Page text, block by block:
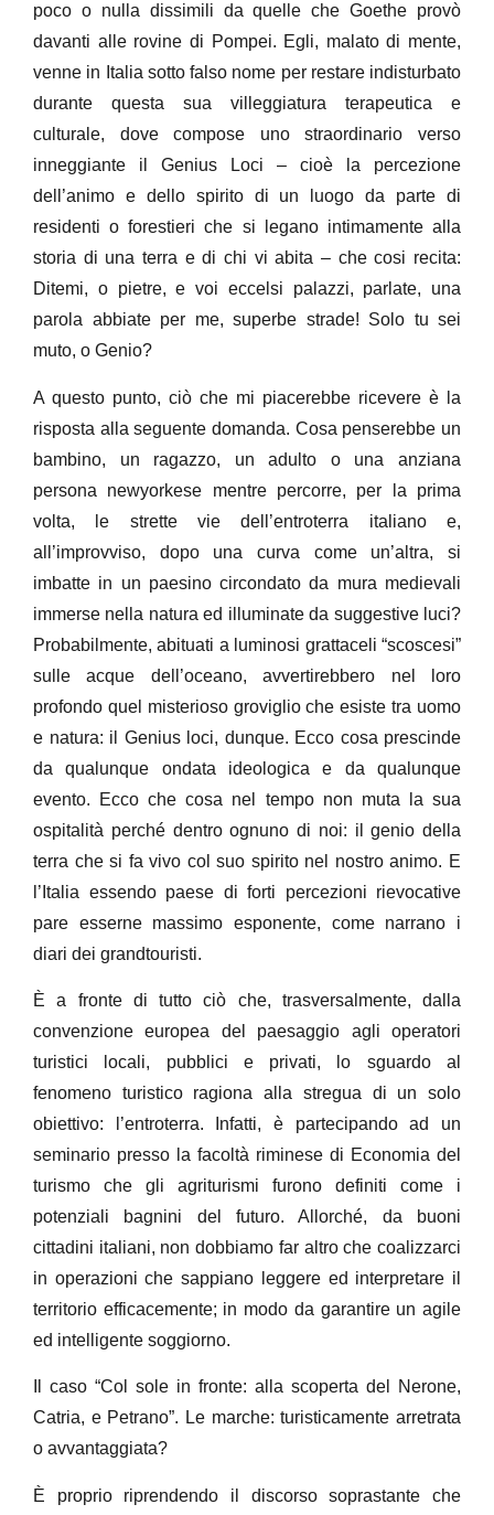
poco o nulla dissimili da quelle che Goethe provò
davanti alle rovine di Pompei. Egli, malato di mente,
venne in Italia sotto falso nome per restare indisturbato
durante questa sua villeggiatura terapeutica e
culturale, dove compose uno straordinario verso
inneggiante il Genius Loci – cioè la percezione
dell’animo e dello spirito di un luogo da parte di
residenti o forestieri che si legano intimamente alla
storia di una terra e di chi vi abita – che cosi recita:
Ditemi, o pietre, e voi eccelsi palazzi, parlate, una
parola abbiate per me, superbe strade! Solo tu sei
muto, o Genio?
A questo punto, ciò che mi piacerebbe ricevere è la
risposta alla seguente domanda. Cosa penserebbe un
bambino, un ragazzo, un adulto o una anziana
persona newyorkese mentre percorre, per la prima
volta, le strette vie dell’entroterra italiano e,
all’improvviso, dopo una curva come un’altra, si
imbatte in un paesino circondato da mura medievali
immerse nella natura ed illuminate da suggestive luci?
Probabilmente, abituati a luminosi grattaceli “scoscesi”
sulle acque dell’oceano, avvertirebbero nel loro
profondo quel misterioso groviglio che esiste tra uomo
e natura: il Genius loci, dunque. Ecco cosa prescinde
da qualunque ondata ideologica e da qualunque
evento. Ecco che cosa nel tempo non muta la sua
ospitalità perché dentro ognuno di noi: il genio della
terra che si fa vivo col suo spirito nel nostro animo. E
l’Italia essendo paese di forti percezioni rievocative
pare esserne massimo esponente, come narrano i
diari dei grandtouristi.
È a fronte di tutto ciò che, trasversalmente, dalla
convenzione europea del paesaggio agli operatori
turistici locali, pubblici e privati, lo sguardo al
fenomeno turistico ragiona alla stregua di un solo
obiettivo: l’entroterra. Infatti, è partecipando ad un
seminario presso la facoltà riminese di Economia del
turismo che gli agriturismi furono definiti come i
potenziali bagnini del futuro. Allorché, da buoni
cittadini italiani, non dobbiamo far altro che coalizzarci
in operazioni che sappiano leggere ed interpretare il
territorio efficacemente; in modo da garantire un agile
ed intelligente soggiorno.
Il caso “Col sole in fronte: alla scoperta del Nerone,
Catria, e Petrano”. Le marche: turisticamente arretrata
o avvantaggiata?
È proprio riprendendo il discorso soprastante che